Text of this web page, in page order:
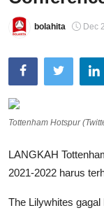
Total Sports
Pedoman Media
bolahita Dec
Tottenham Hotspur
LANGKAH
2021-2022 harus
The Lilywhites